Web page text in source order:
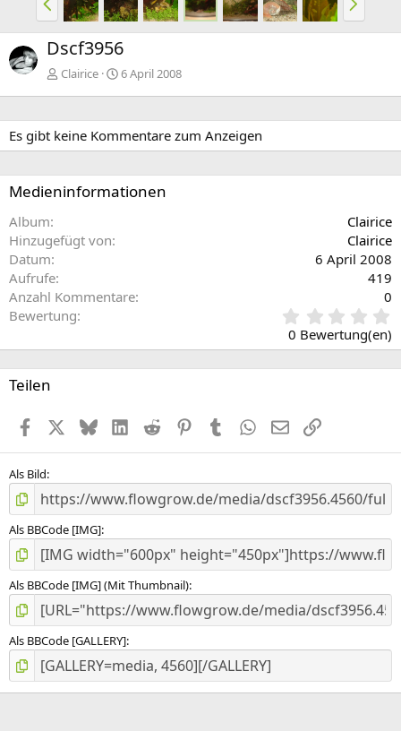
o
r
h
e
g
e
ä
c
Dscf3956
Clairice 6 April 2008
Es gibt keine Kommentare zum Anzeigen
Medieninformationen
Album
Clairice
Hinzugefügt von
Clairice
Datum
6 April 2008
Aufrufe
419
Anzahl Kommentare
0
Bewertung
0
0
(
0 Bewertung(en)
Teilen
FacebookX (Twitter)
BlueskyLinkedInReddit PinterestTumblr WhatsApp
E-MailLink
Als Bild
Als BBCode [IMG]
Als BBCode [IMG] (Mit Thumbnail)
Als BBCode [GALLERY]